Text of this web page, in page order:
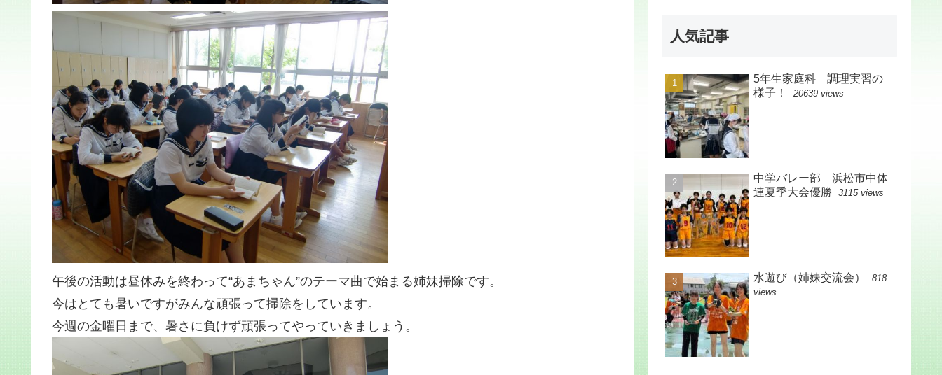
午後の活動は昼休みを終わって“あまちゃん”のテーマ曲で始まる姉妹掃除です。
今はとても暑いですがみんな頑張って掃除をしています。
今週の金曜日まで、暑さに負けず頑張ってやっていきましょう。
人気記事
5年生家庭科 調理実習の
様子！
20639 views
中学バレー部 浜松市中体
連夏季大会優勝
3115 views
水遊び（姉妹交流会）
818
views